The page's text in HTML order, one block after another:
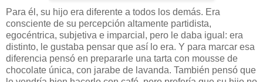
Para él, su hijo era diferente a todos los demás. Era
consciente de su percepción altamente partidista,
egocéntrica, subjetiva e imparcial, pero le daba igual: era
distinto, le gustaba pensar que así lo era. Y para marcar esa
diferencia pensó en prepararle una tarta con mousse de
chocolate única, con jarabe de lavanda. También pensó que